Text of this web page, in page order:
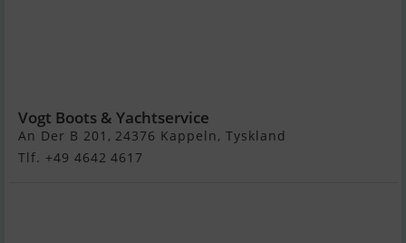
Vogt Boots & Yachtservice
An Der B 201, 24376 Kappeln, Tyskland
Tlf. +49 4642 4617